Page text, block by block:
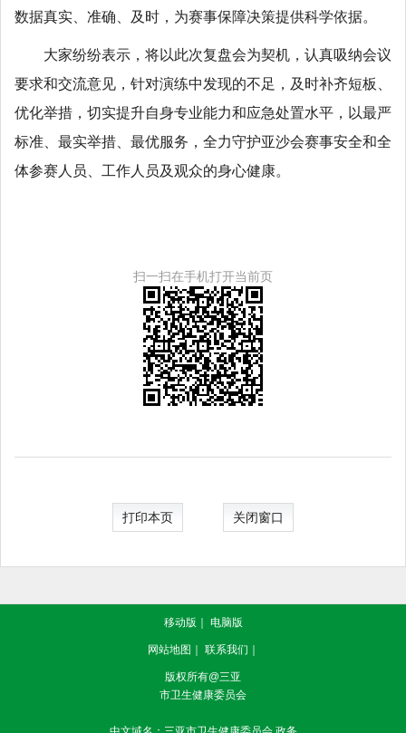
数据真实、准确、及时，为赛事保障决策提供科学依据。
大家纷纷表示，将以此次复盘会为契机，认真吸纳会议
要求和交流意见，针对演练中发现的不足，及时补齐短板、
优化举措，切实提升自身专业能力和应急处置水平，以最严
标准、最实举措、最优服务，全力守护亚沙会赛事安全和全
体参赛人员、工作人员及观众的身心健康。
扫一扫在手机打开当前页
打印本页 关闭窗口
移动版 ｜ 电脑版
网站地图 ｜ 联系我们 ｜
版权所有@三亚
市卫生健康委员会